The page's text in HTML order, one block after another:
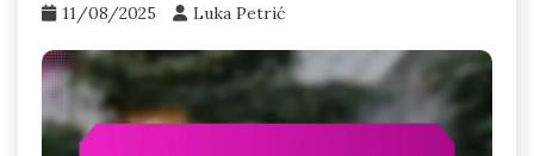
11/08/2025 Luka Petrić